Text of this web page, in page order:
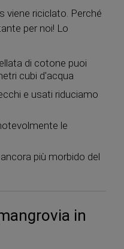
viene riciclato. Perché
per noi! Lo
di cotone puoi
cubi d'acqua
e usati riduciamo
le
più morbido del
in